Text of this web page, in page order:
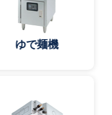
ゆで麺機